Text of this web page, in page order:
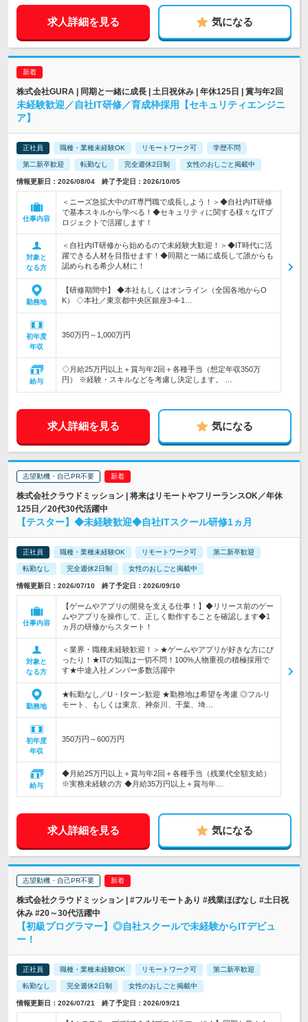
求人詳細を見る 気になる
株式会社GURA | 同期と一緒に成長 | 土日祝休み | 年休125日 | 賞与年2回
未経験歓迎／自社IT研修／育成枠採用【セキュリティエンジニ
ア】
正社員 職種・業種未経験OK リモートワーク可 学歴不問
第二新卒歓迎 転勤なし 完全週休2日制 女性のおしごと掲載中
情報更新日：2026/08/04 終了予定日：2026/10/05
仕事内容
＜ニーズ急拡大中のIT専門職で成長しよう！＞◆自社内IT研修
で基本スキルから学べる！◆セキュリティに関する様々なITプ
ロジェクトで活躍します！
対象と
なる方
＜自社内IT研修から始めるので未経験大歓迎！＞◆IT時代に活
躍できる人材を目指せます！◆同期と一緒に成長して誰からも
認められる希少人材に！
勤務地
【研修期間中】 ◆本社もしくはオンライン（全国各地からO
K） ◇本社／東京都中央区銀座3-4-1…
初年度
年収
350万円～1,000万円
給与
◇月給25万円以上＋賞与年2回＋各種手当（想定年収350万
円） ※経験・スキルなどを考慮し決定します。 …
求人詳細を見る 気になる
志望動機・自己PR不要
株式会社クラウドミッション | 将来はリモートやフリーランスOK／年休
125日／20代30代活躍中
【テスター】◆未経験歓迎◆自社ITスクール研修1ヵ月
正社員 職種・業種未経験OK リモートワーク可 第二新卒歓迎
転勤なし 完全週休2日制 女性のおしごと掲載中
情報更新日：2026/07/10 終了予定日：2026/09/10
仕事内容
【ゲームやアプリの開発を支える仕事！】◆リリース前のゲー
ムやアプリを操作して、正しく動作することを確認します◆1
ヵ月の研修からスタート！
対象と
なる方
＜業界・職種未経験歓迎！＞★ゲームやアプリが好きな方にぴ
ったり！★ITの知識は一切不問！100%人物重視の積極採用で
す★中途入社メンバー多数活躍中
勤務地
★転勤なし／U・Iターン歓迎 ★勤務地は希望を考慮 ◎フルリ
モート、もしくは東京、神奈川、千葉、埼…
初年度
年収
350万円～600万円
給与
◆月給25万円以上＋賞与年2回＋各種手当（残業代全額支給）
※実務未経験の方 ◆月給35万円以上＋賞与年…
求人詳細を見る 気になる
志望動機・自己PR不要
株式会社クラウドミッション | #フルリモートあり #残業ほぼなし #土日祝
休み #20～30代活躍中
【初級プログラマー】◎自社スクールで未経験からITデビュ
ー！
正社員 職種・業種未経験OK リモートワーク可 第二新卒歓迎
転勤なし 完全週休2日制 女性のおしごと掲載中
情報更新日：2026/07/21 終了予定日：2026/09/21